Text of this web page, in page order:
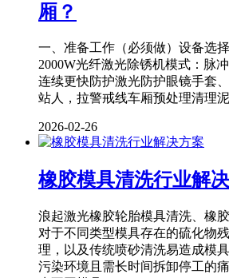
厢？
一、准备工作（必须做）设备选
2000W光纤激光除锈机模式：脉
连续更快防护激光防护眼镜手套
站人，拉警戒线车厢预处理清理
2026-02-26
橡胶模具清洗行业解
浪起激光橡胶轮胎模具清洗、橡
对于不同类型模具存在的硫化物
理，以及传统喷砂清洗易造成模
污染环境且需长时间拆卸停工的